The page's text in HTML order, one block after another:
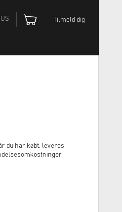
US Tilmeld dig
du har købt, leveres